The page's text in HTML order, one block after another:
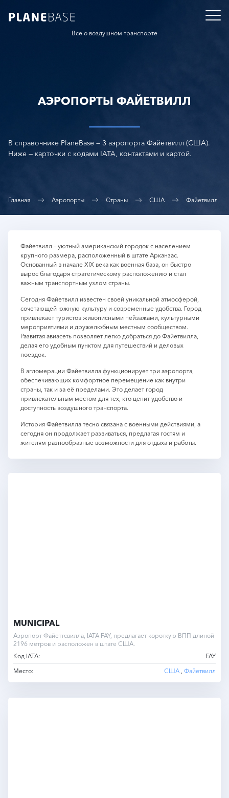
Все о воздушном транспорте
АЭРОПОРТЫ ФАЙЕТВИЛЛ
В справочнике PlaneBase — 3 аэропорта Файетвилл (США).
Ниже — карточки с кодами IATA, контактами и картой.
Главная Аэропорты Страны США Файетвилл
Файетвилл – уютный американский городок с населением
крупного размера, расположенный в штате Арканзас.
Основанный в начале XIX века как военная база, он быстро
вырос благодаря стратегическому расположению и стал
важным транспортным узлом страны.
Сегодня Файетвилл известен своей уникальной атмосферой,
сочетающей южную культуру и современные удобства. Город
привлекает туристов живописными пейзажами, культурными
мероприятиями и дружелюбным местным сообществом.
Развитая авиасеть позволяет легко добраться до Файетвилла,
делая его удобным пунктом для путешествий и деловых
поездок.
В агломерации Файетвилла функционирует три аэропорта,
обеспечивающих комфортное перемещение как внутри
страны, так и за её пределами. Это делает город
привлекательным местом для тех, кто ценит удобство и
доступность воздушного транспорта.
История Файетвилла тесно связана с военными действиями, а
сегодня он продолжает развиваться, предлагая гостям и
жителям разнообразные возможности для отдыха и работы.
MUNICIPAL
Аэропорт Файеттсвилла, IATA FAY, предлагает короткую ВПП длиной
2196 метров и расположен в штате США.
Код IATA:
FAY
Место:
США Файетвилл